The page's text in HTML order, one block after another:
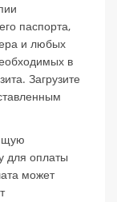
паспорта,
и любых
в
Загрузите
для оплаты
может